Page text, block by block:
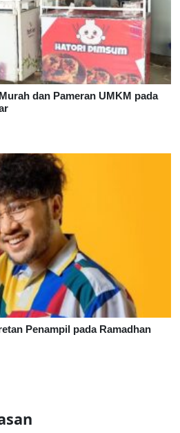
dan Pameran UMKM pada
Penampil pada Ramadhan